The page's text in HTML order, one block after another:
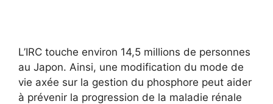
L’IRC touche environ 14,5 millions de personnes
au Japon. Ainsi, une modification du mode de
vie axée sur la gestion du phosphore peut aider
à prévenir la progression de la maladie rénale